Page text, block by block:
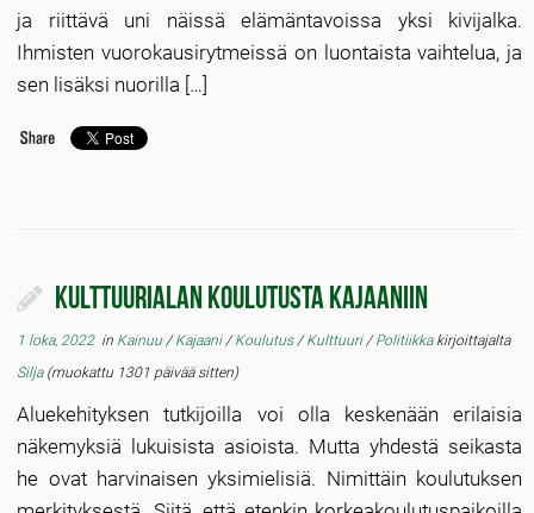
ja riittävä uni näissä elämäntavoissa yksi kivijalka.
Ihmisten vuorokausirytmeissä on luontaista vaihtelua, ja
sen lisäksi nuorilla […]
Kulttuurialan koulutusta Kajaaniin
1 loka, 2022in Kainuu/Kajaani/Koulutus/Kulttuuri/Politiikka kirjoittajalta
Silja(muokattu 1301 päivää sitten)
Aluekehityksen tutkijoilla voi olla keskenään erilaisia
näkemyksiä lukuisista asioista. Mutta yhdestä seikasta
he ovat harvinaisen yksimielisiä. Nimittäin koulutuksen